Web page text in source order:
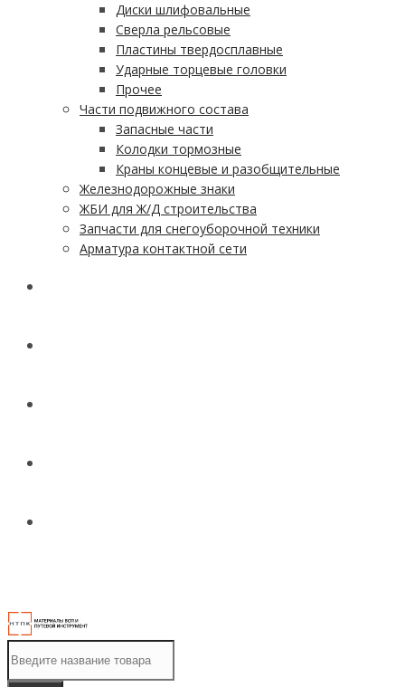
Диски шлифовальные
Сверла рельсовые
Пластины твердосплавные
Ударные торцевые головки
Прочее
Части подвижного состава
Запасные части
Колодки тормозные
Краны концевые и разобщительные
Железнодорожные знаки
ЖБИ для Ж/Д строительства
Запчасти для снегоуборочной техники
Арматура контактной сети
товаров